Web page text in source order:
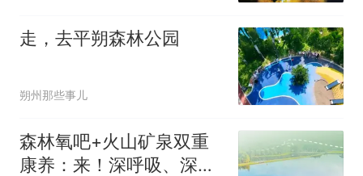
走，去平朔森林公园
朔州那些事儿
森林氧吧+火山矿泉双重
康养：来！深呼吸、深睡